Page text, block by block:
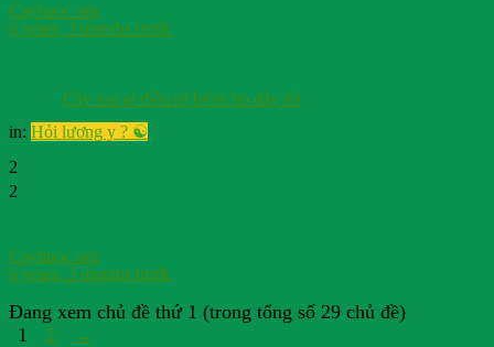
Cayhuoc org
6 years, 3 months trước
Cây rau gì điều trị bệnh hp dày tốt
in: Hỏi lương y ? ☯️
2
2
Cayhuoc org
6 years, 3 months trước
Đang xem chủ đề thứ 1 (trong tổng số 29 chủ đề)
1
2 →